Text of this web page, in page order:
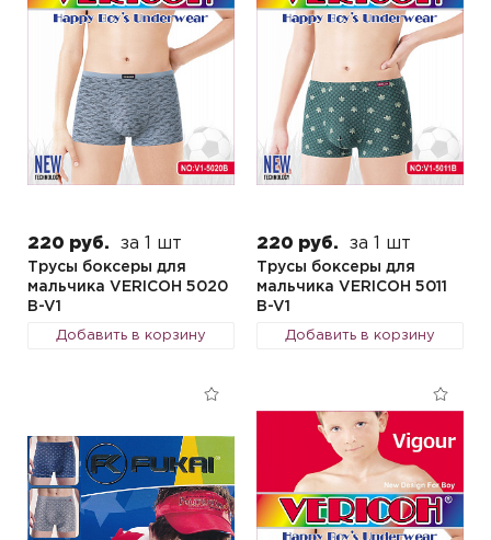
220 руб. за 1 шт
Трусы боксеры для
мальчика VERICOH 5020
B-V1
Добавить в корзину
220 руб. за 1 шт
Трусы боксеры для
мальчика VERICOH 5011
B-V1
Добавить в корзину